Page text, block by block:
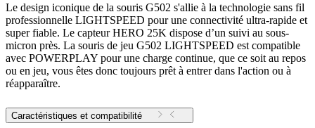
Le design iconique de la souris G502 s'allie à la technologie sans fil
professionnelle LIGHTSPEED pour une connectivité ultra-rapide et
super fiable. Le capteur HERO 25K dispose d’un suivi au sous-
micron près. La souris de jeu G502 LIGHTSPEED est compatible
avec POWERPLAY pour une charge continue, que ce soit au repos
ou en jeu, vous êtes donc toujours prêt à entrer dans l'action ou à
réapparaître.
Caractéristiques et compatibilité